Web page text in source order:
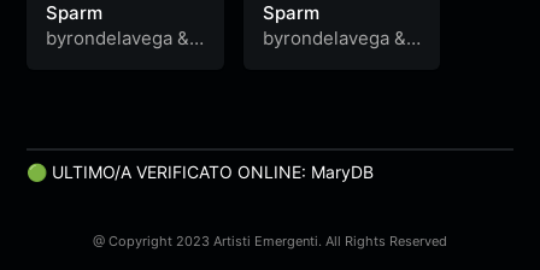
Sparm
byrondelavega &
Sparm
byrondelavega&
🟢 ULTIMO/A VERIFICATO ONLINE: MaryDB
@ Copyright 2023 Artisti Emergenti. All Rights Reserved